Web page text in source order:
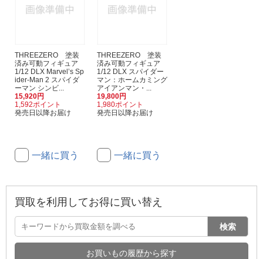
THREEZERO 塗装
済み可動フィギュア
1/12 DLX Marvel’s Sp
ider-Man 2 スパイダ
ーマン シンビ...
15,920円
1,592ポイント
発売日以降お届け
一緒に買う
THREEZERO 塗装
済み可動フィギュア
1/12 DLX スパイダー
マン：ホームカミング
アイアンマン・...
19,800円
1,980ポイント
発売日以降お届け
一緒に買う
買取を利用してお得に買い替え
検索
お買いもの履歴から探す